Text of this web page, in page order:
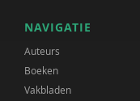
NAVIGATIE
Auteurs
Boeken
Vakbladen